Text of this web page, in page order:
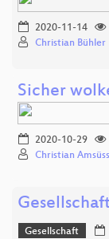
2020-11-14
Christian Bühler
Sicher
2020-10-29
Christian Amsüss
Gesellschaft